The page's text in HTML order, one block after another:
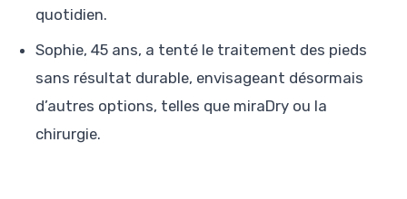
quotidien.
Sophie, 45 ans, a tenté le traitement des pieds
sans résultat durable, envisageant désormais
d’autres options, telles que miraDry ou la
chirurgie.